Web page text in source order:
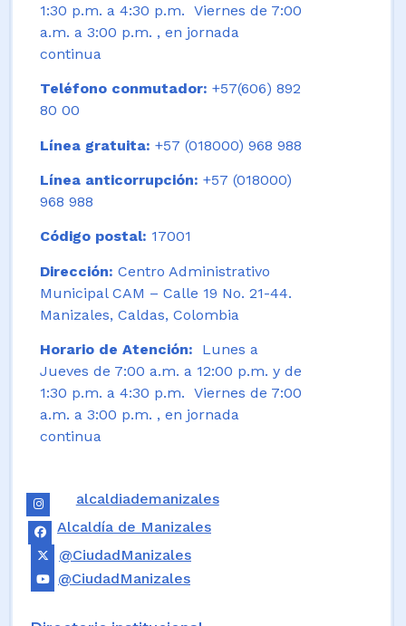
1:30 p.m. a 4:30 p.m. Viernes de 7:00
a.m. a 3:00 p.m. , en jornada
continua
Teléfono conmutador: +57(606) 892
80 00
Línea gratuita: +57 (018000) 968 988
Línea anticorrupción: +57 (018000)
968 988
Código postal: 17001
Dirección: Centro Administrativo
Municipal CAM – Calle 19 No. 21-44.
Manizales, Caldas, Colombia
Horario de Atención: Lunes a
Jueves de 7:00 a.m. a 12:00 p.m. y de
1:30 p.m. a 4:30 p.m. Viernes de 7:00
a.m. a 3:00 p.m. , en jornada
continua
alcaldiademanizales
Alcaldía de Manizales
@CiudadManizales
@CiudadManizales